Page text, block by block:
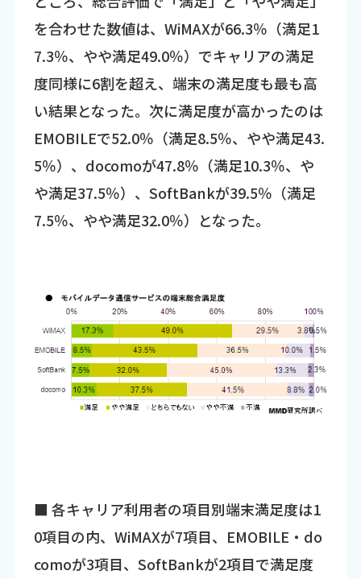
を合わせた数値は、WiMAXが66.3％（満足1
7.3％、やや満足49.0％）でキャリアの満足
度同様に6割を超え、端末の満足度も最も高
い結果となった。次に満足度が高かったのは
EMOBILEで52.0％（満足8.5％、やや満足43.
5％）、docomoが47.8％（満足10.3％、や
や満足37.5％）、SoftBankが39.5％（満足
7.5％、やや満足32.0％）となった。
■ 各キャリア利用者の項目別端末満足度は1
0項目の内、WiMAXが7項目、EMOBILE・do
comoが3項目、SoftBankが2項目で満足度